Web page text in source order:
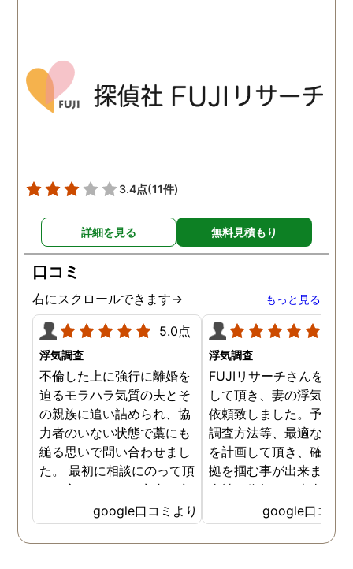
3.4点(11件)
詳細を見る 無料見積もり
口コミ
右にスクロールできます→ もっと見る
5.0点
浮気調査
不倫した上に強行に離婚を
迫るモラハラ気質の夫とそ
の親族に追い詰められ、協
力者のいない状態で藁にも
縋る思いで問い合わせまし
た。 最初に相談にのって頂
いた方も、とても率直に意
見を言っていただき、また
費用面も正直に答えていた
だき、私の望む結果を得る
google口コミより
浮気調査
FUJIリサーチさんをご紹
して頂き、妻の浮気調査
依頼致しました。予算か
調査方法等、最適なやり
を計画して頂き、確実な
拠を掴む事が出来ました
当社に依頼して本当に良
ったと実感しております
依頼中にはいろいろな相
も聞いて頂き、救われる
google口コミ